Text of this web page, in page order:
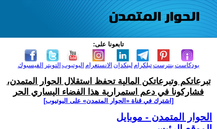
تابعونا على:
الفيسبوك التويتر اليوتيوب الانستغرام لينكدإن تيلكرامبنترست بودكاست
تبرعاتكم وتبرعاتكن المالية تحفظ استقلال الحوار المتمدن،
فشاركونا في دعم استمرارية هذا الفضاء اليساري الحر
[اشترك في قناة ‫«الحوار المتمدن» على اليوتيوب]
الحوار المتمدن - موبايل